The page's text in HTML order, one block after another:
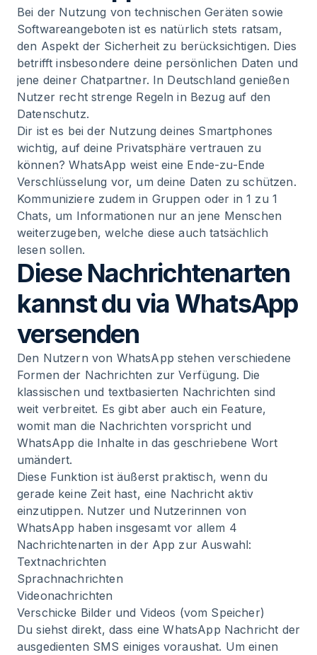
Bei der Nutzung von technischen Geräten sowie
Softwareangeboten ist es natürlich stets ratsam,
den Aspekt der Sicherheit zu berücksichtigen. Dies
betrifft insbesondere deine persönlichen Daten und
jene deiner Chatpartner. In Deutschland genießen
Nutzer recht strenge Regeln in Bezug auf den
Datenschutz.
Dir ist es bei der Nutzung deines Smartphones
wichtig, auf deine Privatsphäre vertrauen zu
können? WhatsApp weist eine Ende-zu-Ende
Verschlüsselung vor, um deine Daten zu schützen.
Kommuniziere zudem in Gruppen oder in 1 zu 1
Chats, um Informationen nur an jene Menschen
weiterzugeben, welche diese auch tatsächlich
lesen sollen.
Diese Nachrichtenarten
kannst du via WhatsApp
versenden
Den Nutzern von WhatsApp stehen verschiedene
Formen der Nachrichten zur Verfügung. Die
klassischen und textbasierten Nachrichten sind
weit verbreitet. Es gibt aber auch ein Feature,
womit man die Nachrichten vorspricht und
WhatsApp die Inhalte in das geschriebene Wort
umändert.
Diese Funktion ist äußerst praktisch, wenn du
gerade keine Zeit hast, eine Nachricht aktiv
einzutippen. Nutzer und Nutzerinnen von
WhatsApp haben insgesamt vor allem 4
Nachrichtenarten in der App zur Auswahl:
Textnachrichten
Sprachnachrichten
Videonachrichten
Verschicke Bilder und Videos (vom Speicher)
Du siehst direkt, dass eine WhatsApp Nachricht der
ausgedienten SMS einiges voraushat. Um einen